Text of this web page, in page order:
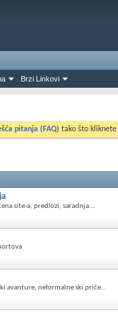
Brzi Linkovi
pitanja (FAQ) tako što
site-a, predlozi, saradnja...
avanture, neformalne ski priče...